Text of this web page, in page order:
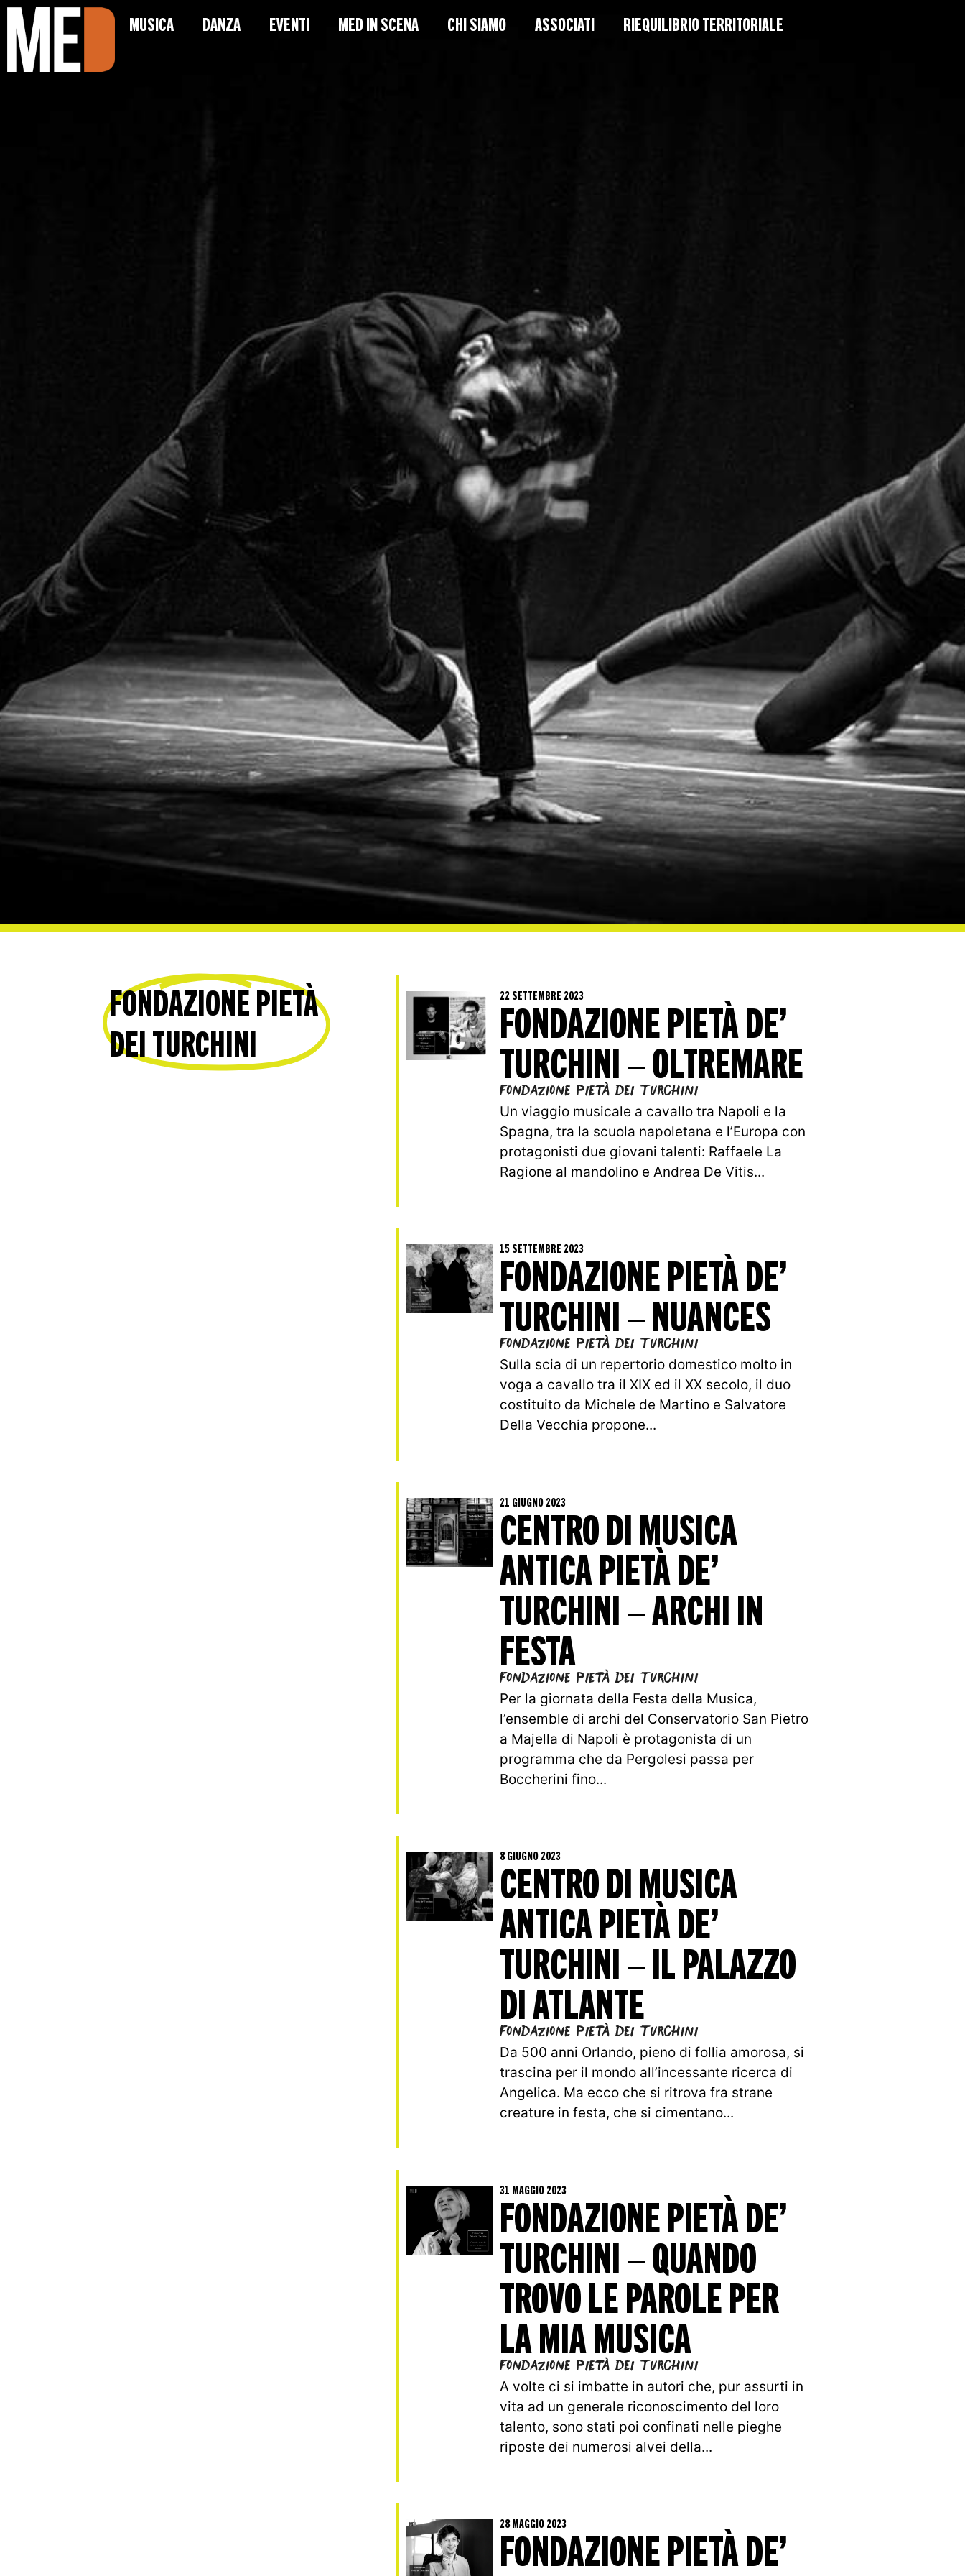
MUSICA DANZA EVENTI MED IN SCENA CHI SIAMO ASSOCIATI RIEQUILIBRIO TERRITORIALE
FONDAZIONE PIETÀ
DEI TURCHINI
22 SETTEMBRE 2023
FONDAZIONE PIETÀ DE’
TURCHINI – OLTREMARE
Fondazione Pietà dei Turchini
Un viaggio musicale a cavallo tra Napoli e la
Spagna, tra la scuola napoletana e l’Europa con
protagonisti due giovani talenti: Raffaele La
Ragione al mandolino e Andrea De Vitis...
15 SETTEMBRE 2023
FONDAZIONE PIETÀ DE’
TURCHINI – NUANCES
Fondazione Pietà dei Turchini
Sulla scia di un repertorio domestico molto in
voga a cavallo tra il XIX ed il XX secolo, il duo
costituito da Michele de Martino e Salvatore
Della Vecchia propone...
21 GIUGNO 2023
CENTRO DI MUSICA
ANTICA PIETÀ DE’
TURCHINI – ARCHI IN
FESTA
Fondazione Pietà dei Turchini
Per la giornata della Festa della Musica,
l’ensemble di archi del Conservatorio San Pietro
a Majella di Napoli è protagonista di un
programma che da Pergolesi passa per
Boccherini fino...
8 GIUGNO 2023
CENTRO DI MUSICA
ANTICA PIETÀ DE’
TURCHINI – IL PALAZZO
DI ATLANTE
Fondazione Pietà dei Turchini
Da 500 anni Orlando, pieno di follia amorosa, si
trascina per il mondo all’incessante ricerca di
Angelica. Ma ecco che si ritrova fra strane
creature in festa, che si cimentano...
31 MAGGIO 2023
FONDAZIONE PIETÀ DE’
TURCHINI – QUANDO
TROVO LE PAROLE PER
LA MIA MUSICA
Fondazione Pietà dei Turchini
A volte ci si imbatte in autori che, pur assurti in
vita ad un generale riconoscimento del loro
talento, sono stati poi confinati nelle pieghe
riposte dei numerosi alvei della...
28 MAGGIO 2023
FONDAZIONE PIETÀ DE’